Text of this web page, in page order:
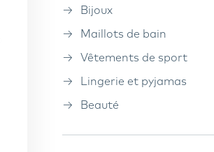
Bijoux
Maillots de bain
Vêtements de sport
Lingerie et pyjamas
Beauté